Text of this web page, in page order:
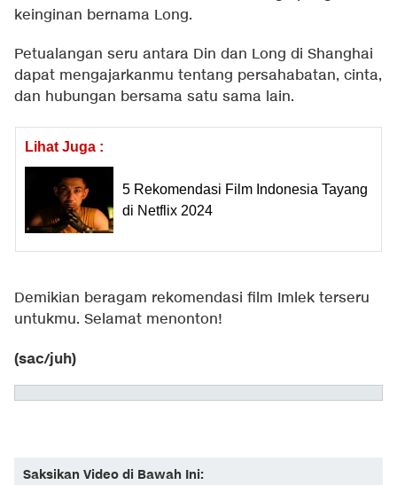
keinginan bernama Long.
Petualangan seru antara Din dan Long di Shanghai
dapat mengajarkanmu tentang persahabatan, cinta,
dan hubungan bersama satu sama lain.
Lihat Juga :
5 Rekomendasi Film Indonesia Tayang
di Netflix 2024
Demikian beragam rekomendasi film Imlek terseru
untukmu. Selamat menonton!
(sac/juh)
Saksikan Video di Bawah Ini: